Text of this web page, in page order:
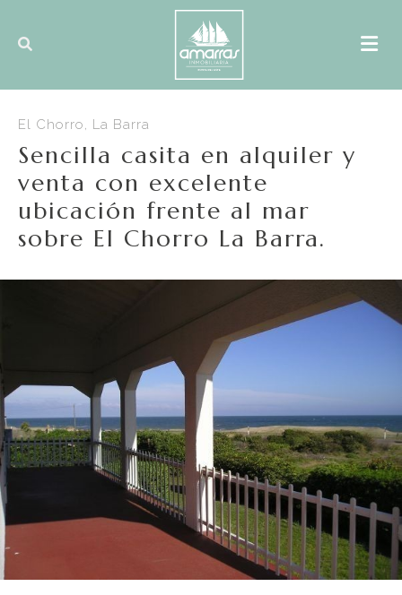
El Chorro, La Barra
Sencilla casita en alquiler y
venta con excelente
ubicación frente al mar
sobre El Chorro La Barra.